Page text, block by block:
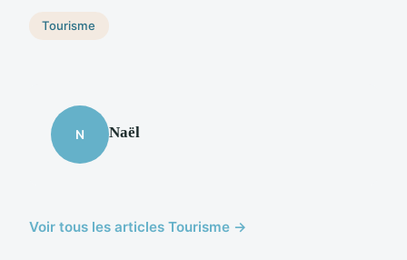
Tourisme
N Naël
Voir tous les articles Tourisme →